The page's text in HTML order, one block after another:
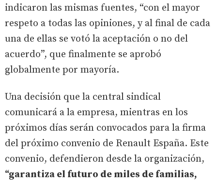
indicaron las mismas fuentes, “con el mayor
respeto a todas las opiniones, y al final de cada
una de ellas se votó la aceptación o no del
acuerdo”, que finalmente se aprobó
globalmente por mayoría.
Una decisión que la central sindical
comunicará a la empresa, mientras en los
próximos días serán convocados para la firma
del próximo convenio de Renault España. Este
convenio, defendieron desde la organización,
“garantiza el futuro de miles de familias,